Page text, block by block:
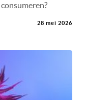
28 mei 2026